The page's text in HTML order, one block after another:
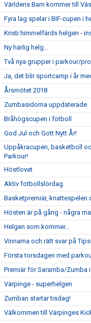
Världens Barn kommer till
Fyra lag spelar i BIF-cupen i
Kristi himmelfärds helgen -
Ny härlig helg...
Två nya grupper i parkour/
Ja, det blir sportcamp i år
Årsmötet 2018
Zumbasidorna uppdaterade
Bråhögscupen i fotboll
God Jul och Gott Nytt År!
Uppåkracupen, basketboll
Parkour!
Höstlovet
Aktiv fotbollslördag
Basketpremiär, knattespelen
Hösten är på gång - några
Helgen som kommer...
Vinnarna och rätt svar på
Första torsdagen med
Premiär för Saramba/Zumba
Värpinge - superhelgen
Zumban startar tisdag!
Välkommen till Värpinges